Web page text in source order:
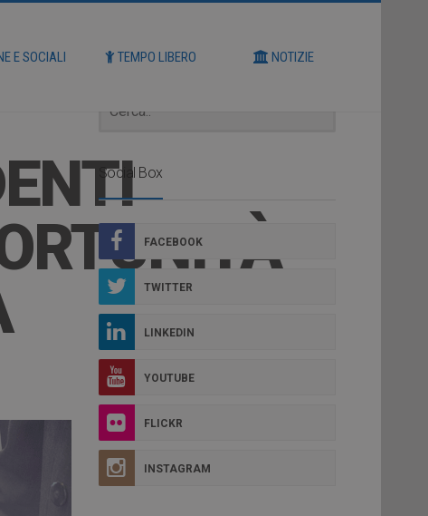
E SOCIALI TEMPO LIBERO NOTIZIE
Social Box
FACEBOOK
TWITTER
LINKEDIN
YOUTUBE
FLICKR
INSTAGRAM